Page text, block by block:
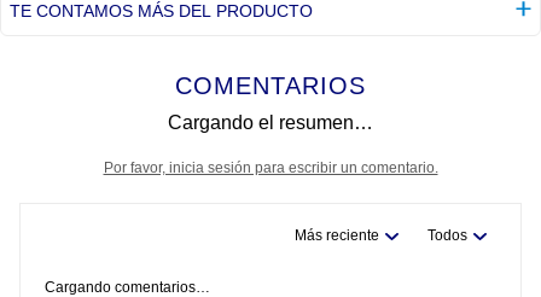
TE CONTAMOS MÁS DEL PRODUCTO
COMENTARIOS
Cargando el resumen…
Por favor, inicia sesión para escribir un comentario.
Más reciente Todos
Cargando comentarios…